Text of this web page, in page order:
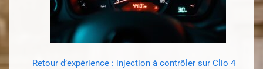
Retour d’expérience : injection à contrôler sur Clio 4